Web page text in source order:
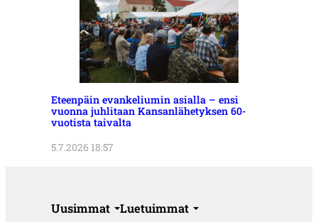
Eteenpäin evankeliumin asialla – ensi
vuonna juhlitaan Kansanlähetyksen 60-
vuotista taivalta
5.7.2026 18:57
Uusimmat Luetuimmat